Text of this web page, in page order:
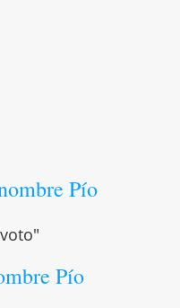
Pío
Pío